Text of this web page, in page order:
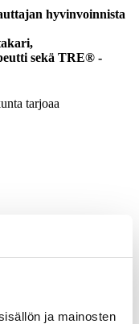
ja mainosten
hyvinvoinnista
sekä TRE® -
tarjoaa
tai ohjattu kävely